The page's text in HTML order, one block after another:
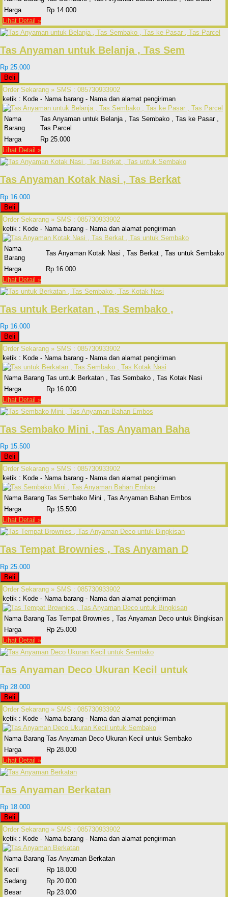
Harga
Rp 14.000
Lihat Detail »
Tas Anyaman untuk Belanja , Tas Sem
Rp 25.000
Beli
Order Sekarang » SMS : 085730933902
ketik : Kode - Nama barang - Nama dan alamat pengiriman
Nama
Barang
Tas Anyaman untuk Belanja , Tas Sembako , Tas ke Pasar ,
Tas Parcel
Harga
Rp 25.000
Lihat Detail »
Tas Anyaman Kotak Nasi , Tas Berkat
Rp 16.000
Beli
Order Sekarang » SMS : 085730933902
ketik : Kode - Nama barang - Nama dan alamat pengiriman
Nama
Barang
Tas Anyaman Kotak Nasi , Tas Berkat , Tas untuk Sembako
Harga
Rp 16.000
Lihat Detail »
Tas untuk Berkatan , Tas Sembako ,
Rp 16.000
Beli
Order Sekarang » SMS : 085730933902
ketik : Kode - Nama barang - Nama dan alamat pengiriman
Nama Barang Tas untuk Berkatan , Tas Sembako , Tas Kotak Nasi
Harga
Rp 16.000
Lihat Detail »
Tas Sembako Mini , Tas Anyaman Baha
Rp 15.500
Beli
Order Sekarang » SMS : 085730933902
ketik : Kode - Nama barang - Nama dan alamat pengiriman
Nama Barang Tas Sembako Mini , Tas Anyaman Bahan Embos
Harga
Rp 15.500
Lihat Detail »
Tas Tempat Brownies , Tas Anyaman D
Rp 25.000
Beli
Order Sekarang » SMS : 085730933902
ketik : Kode - Nama barang - Nama dan alamat pengiriman
Nama Barang Tas Tempat Brownies , Tas Anyaman Deco untuk Bingkisan
Harga
Rp 25.000
Lihat Detail »
Tas Anyaman Deco Ukuran Kecil untuk
Rp 28.000
Beli
Order Sekarang » SMS : 085730933902
ketik : Kode - Nama barang - Nama dan alamat pengiriman
Nama Barang Tas Anyaman Deco Ukuran Kecil untuk Sembako
Harga
Rp 28.000
Lihat Detail »
Tas Anyaman Berkatan
Rp 18.000
Beli
Order Sekarang » SMS : 085730933902
ketik : Kode - Nama barang - Nama dan alamat pengiriman
Nama Barang Tas Anyaman Berkatan
Kecil
Rp 18.000
Sedang
Rp 20.000
Besar
Rp 23.000